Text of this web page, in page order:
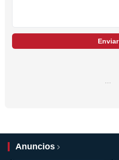
Enviar
Anuncios